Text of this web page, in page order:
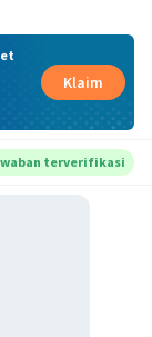
Klaim
terverifikasi